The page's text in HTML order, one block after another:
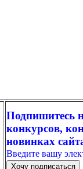
Подпишитесь
конкурсов,
новинках
Введите вашу